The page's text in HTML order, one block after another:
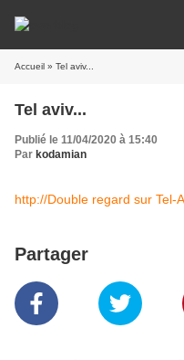
Accueil » Tel aviv...
Tel aviv...
Publié le 11/04/2020 à 15:40
Par kodamian
http://Double regard sur Tel-
Partager